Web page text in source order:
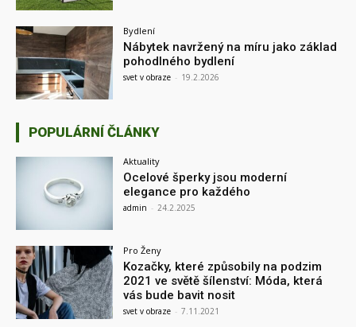
Bydlení
Nábytek navržený na míru jako základ
pohodlného bydlení
svet v obraze - 19.2.2026
POPULÁRNÍ ČLÁNKY
Aktuality
Ocelové šperky jsou moderní
elegance pro každého
admin - 24.2.2025
Pro Ženy
Kozačky, které způsobily na podzim
2021 ve světě šílenství: Móda, která
vás bude bavit nosit
svet v obraze - 7.11.2021